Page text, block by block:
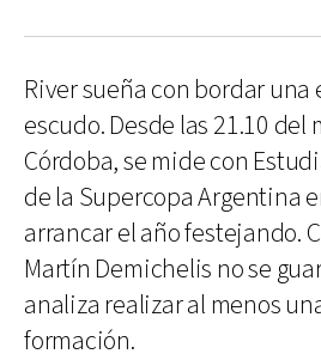
River sueña con bordar una
escudo. Desde las 21.10 del
Córdoba, se mide con
de la Supercopa Argentina
arrancar el año festejando.
Martín Demichelis no se
analiza realizar al menos
formación.